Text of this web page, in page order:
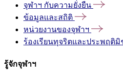
จุฬาฯ กับความยั่งยืน
ข้อมูลและสถิติ
หน่วยงานของจุฬาฯ
ร้องเรียนทุจริตและประพฤติมิ
รู้จักจุฬาฯ